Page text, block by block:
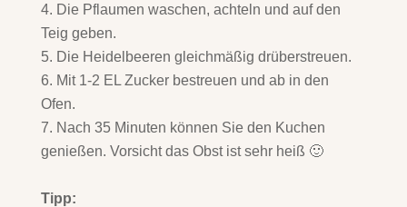
Die Pflaumen waschen, achteln und auf den
Teig geben.
Die Heidelbeeren gleichmäßig drüberstreuen.
Mit 1-2 EL Zucker bestreuen und ab in den
Ofen.
Nach 35 Minuten können Sie den Kuchen
genießen. Vorsicht das Obst ist sehr heiß 🙂
Tipp: